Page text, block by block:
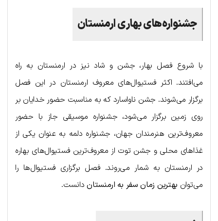
جشنواره‌های بهاری ارمنستان
با شروع فصل بهار، جشن و شاد نیز در ارمنستان به راه
می‌افتند. اکثر فستیوال‌های معروف ارمنستان در این فصل
برگزار می‌شوند. جشن ناواسارد که به مناسبت حضور خدایان بر
روی زمین برگزار می‌شود، جشنواره موسیقی جاز با حضور
معروف‌ترین هنرمندان جهان، جشنواره دلمه به عنوان یکی از
غذاهای محلی و جشن توت از معروف‌ترین فستیوال‌های بهاره
در ارمنستان به شمار می‌روند. فصل برگزاری فستیوال‌ها را
می‌توان بهترین زمان سفر به ارمنستان دانست.